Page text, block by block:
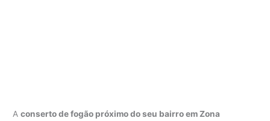
Aconserto de fogão próximo do seu bairro em Zona